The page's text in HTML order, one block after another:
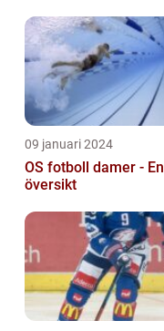
09 januari 2024
OS fotboll damer - En
översikt